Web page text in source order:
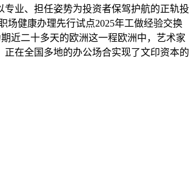
业、担任姿势为投资者保驾护航的正轨投
场健康办理先行试点2025年工做经验交换
近二十多天的欧洲这一程欧洲中，艺术家
在全国多地的办公场合实现了文印资本的